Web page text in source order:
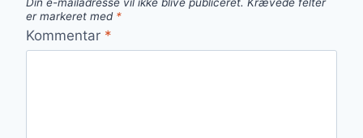
Din e-mailadresse vil ikke blive publiceret. Krævede felter
er markeret med *
Kommentar *